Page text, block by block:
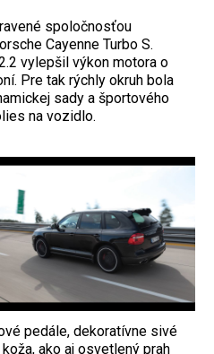
spoločnosťou
Cayenne Turbo S.
vylepšil výkon motora o
Pre tak rýchly okruh bola
sady a športového
na vozidlo.
pedále, dekoratívne sivé
ako aj osvetlený prah